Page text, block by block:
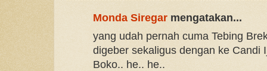
Monda Siregar mengatakan...
yang udah pernah cuma Tebing
digeber sekaligus dengan ke Candi
Boko.. he.. he..